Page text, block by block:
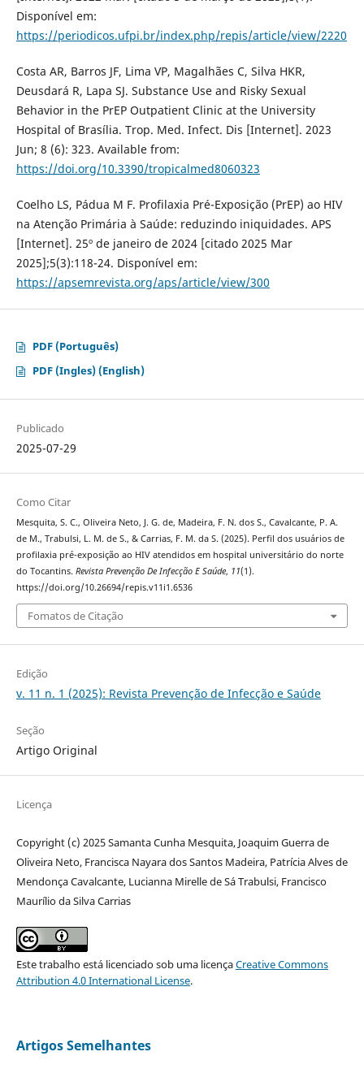
Disponível em:
https://periodicos.ufpi.br/index.php/repis/article/view/2220
Costa AR, Barros JF, Lima VP, Magalhães C, Silva HKR,
Deusdará R, Lapa SJ. Substance Use and Risky Sexual
Behavior in the PrEP Outpatient Clinic at the University
Hospital of Brasília. Trop. Med. Infect. Dis [Internet]. 2023
Jun; 8 (6): 323. Available from:
https://doi.org/10.3390/tropicalmed8060323
Coelho LS, Pádua M F. Profilaxia Pré-Exposição (PrEP) ao HIV
na Atenção Primária à Saúde: reduzindo iniquidades. APS
[Internet]. 25º de janeiro de 2024 [citado 2025 Mar
2025];5(3):118-24. Disponível em:
https://apsemrevista.org/aps/article/view/300
PDF (Português)
PDF (Ingles) (English)
Publicado
2025-07-29
Como Citar
Mesquita, S. C., Oliveira Neto, J. G. de, Madeira, F. N. dos S., Cavalcante, P. A.
de M., Trabulsi, L. M. de S., & Carrias, F. M. da S. (2025). Perfil dos usuários de
profilaxia pré-exposição ao HIV atendidos em hospital universitário do norte
do Tocantins. Revista Prevenção De Infecção E Saúde, 11(1).
https://doi.org/10.26694/repis.v11i1.6536
Fomatos de Citação
Edição
v. 11 n. 1 (2025): Revista Prevenção de Infecção e Saúde
Seção
Artigo Original
Licença
Copyright (c) 2025 Samanta Cunha Mesquita, Joaquim Guerra de
Oliveira Neto, Francisca Nayara dos Santos Madeira, Patrícia Alves de
Mendonça Cavalcante, Lucianna Mirelle de Sá Trabulsi, Francisco
Maurílio da Silva Carrias
Este trabalho está licenciado sob uma licençaCreative Commons
Attribution 4.0 International License.
Artigos Semelhantes